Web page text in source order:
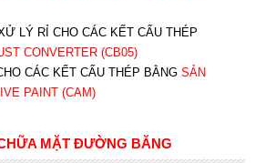
LÝ RỈ CHO CÁC KẾT CẤU THÉP
CONVERTER (CB05)
CÁC KẾT CẤU THÉP BẰNG SẢN
PAINT (CAM)
MẶT ĐƯỜNG BĂNG